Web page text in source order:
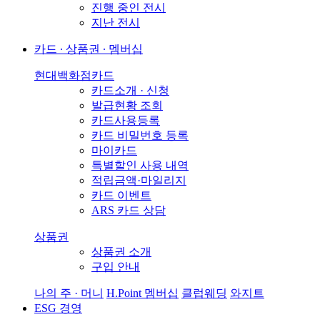
진행 중인 전시
지난 전시
카드 ∙ 상품권 ∙ 멤버십
현대백화점카드
카드소개 · 신청
발급현황 조회
카드사용등록
카드 비밀번호 등록
마이카드
특별할인 사용 내역
적립금액·마일리지
카드 이벤트
ARS 카드 상담
상품권
상품권 소개
구입 안내
나의 주 · 머니 H.Point 멤버십 클럽웨딩 와지트
ESG 경영